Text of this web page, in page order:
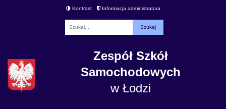
Kontrast Informacja administratora
Zespół Szkół
Samochodowych
w Łodzi